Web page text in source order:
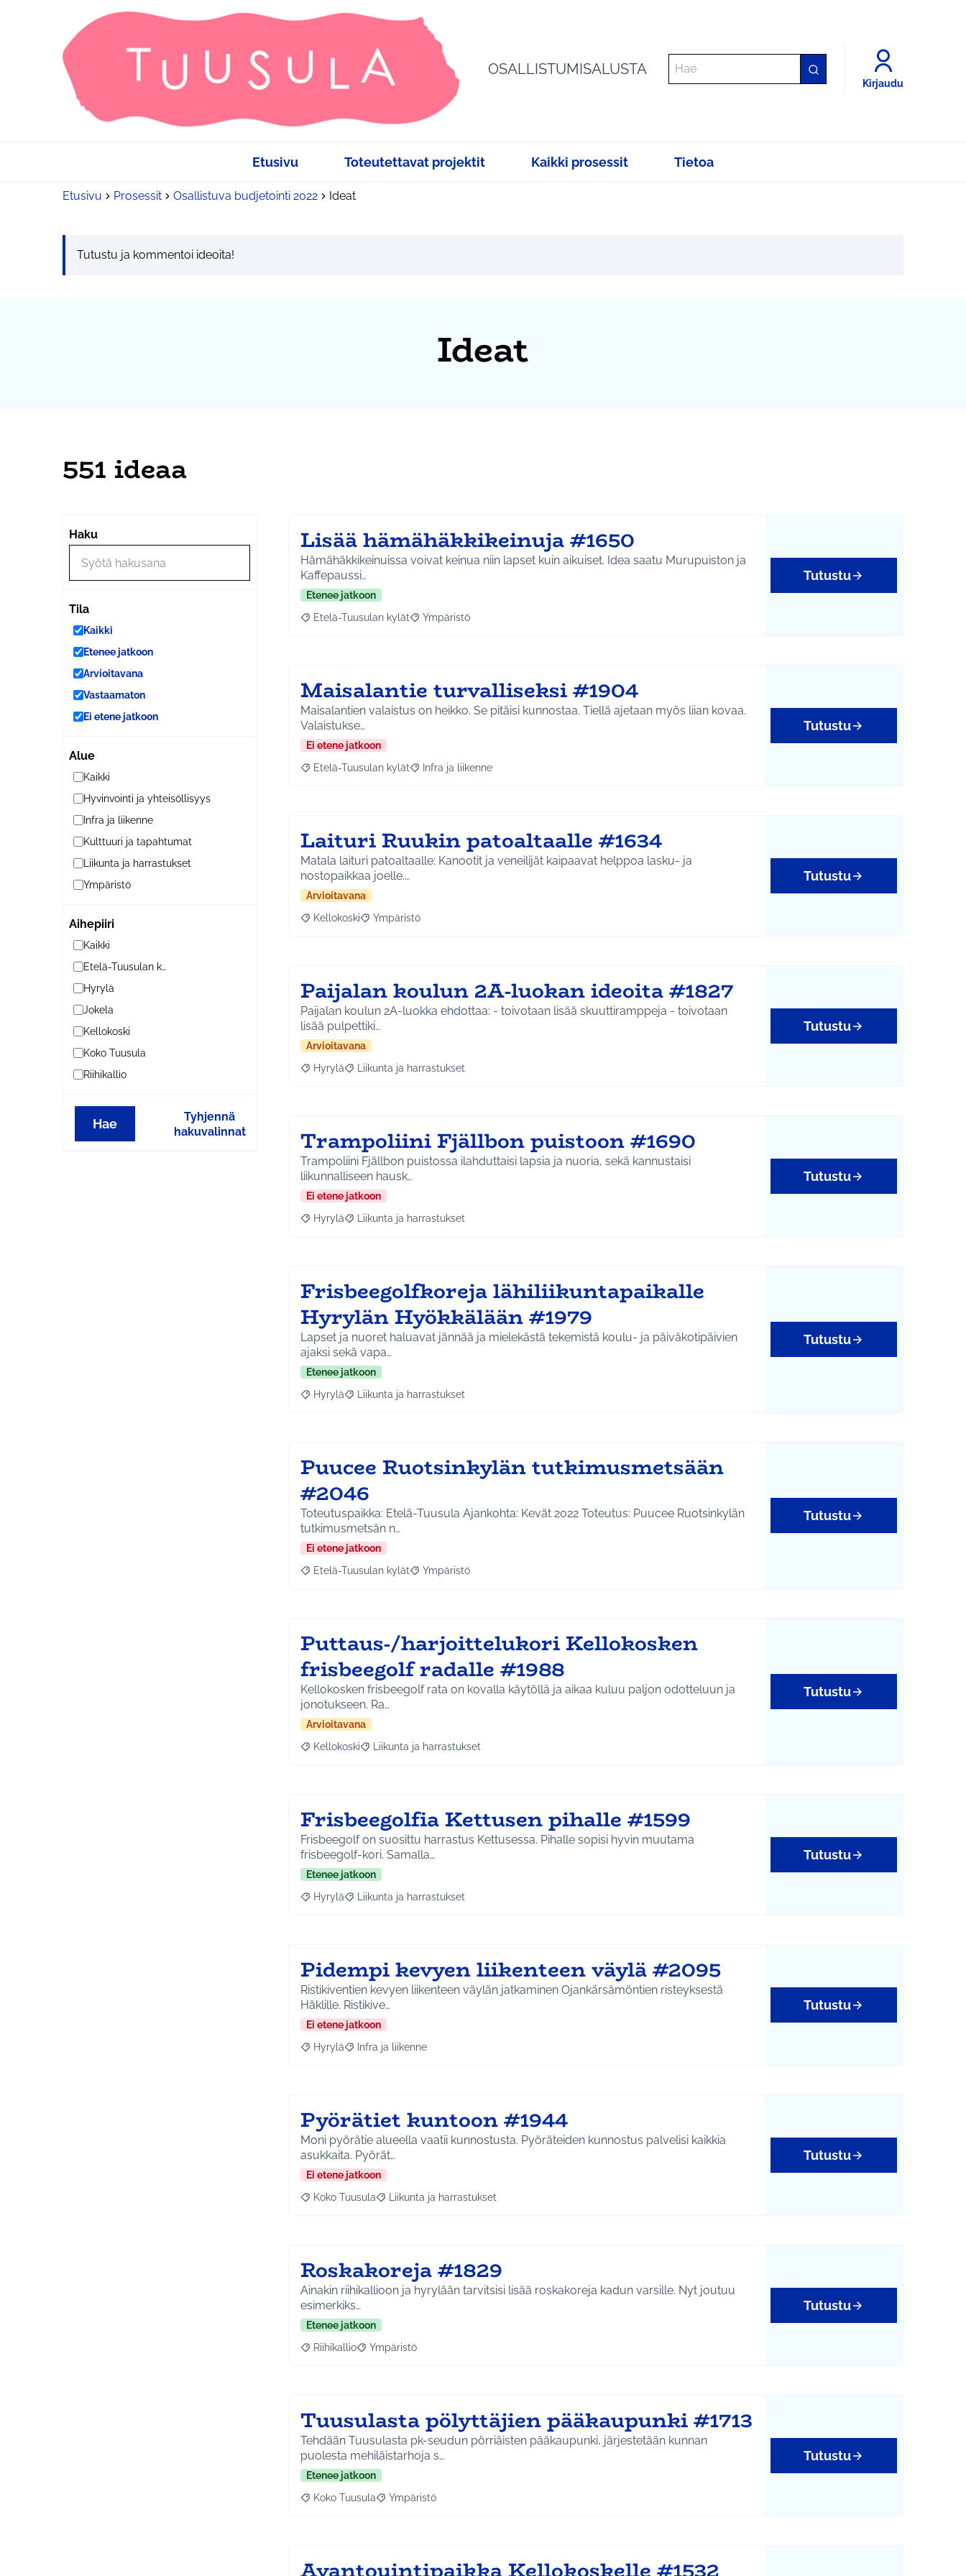
OSALLISTUMISALUSTA
Kirjaudu
Etusivu Toteutettavat projektit Kaikki prosessit Tietoa
Etusivu Prosessit Osallistuva budjetointi 2022 Ideat
Tutustu ja kommentoi ideoita!
Ideat
551 ideaa
Haku
Tila
Kaikki
Etenee jatkoon
Arvioitavana
Vastaamaton
Ei etene jatkoon
Alue
Kaikki
Hyvinvointi ja yhteisöllisyys
Infra ja liikenne
Kulttuuri ja tapahtumat
Liikunta ja harrastukset
Ympäristö
Aihepiiri
Kaikki
Etelä-Tuusulan kylät
Hyrylä
Jokela
Kellokoski
Koko Tuusula
Riihikallio
Hae
Tyhjennä
hakuvalinnat
Lisää hämähäkkikeinuja #1650
Hämähäkkikeinuissa voivat keinua niin lapset kuin aikuiset. Idea saatu Murupuiston ja
Kaffepaussi…
Etenee jatkoon
Rajaa tulokset aihepiirin mukaan: Etelä-Tuusulan kylät
Etelä-Tuusulan kylät Rajaa tulokset teeman mukaan: Ympäristö
Ympäristö
Tutustu
Maisalantie turvalliseksi #1904
Maisalantien valaistus on heikko. Se pitäisi kunnostaa. Tiellä ajetaan myös liian kovaa.
Valaistukse…
Ei etene jatkoon
Rajaa tulokset aihepiirin mukaan: Etelä-Tuusulan kylät
Etelä-Tuusulan kylät Rajaa tulokset teeman mukaan: Infra ja liikenne
Infra ja liikenne
Tutustu
Laituri Ruukin patoaltaalle #1634
Matala laituri patoaltaalle: Kanootit ja veneilijät kaipaavat helppoa lasku- ja
nostopaikkaa joelle.…
Arvioitavana
Rajaa tulokset aihepiirin mukaan: Kellokoski
Kellokoski Rajaa tulokset teeman mukaan: Ympäristö
Ympäristö
Tutustu
Paijalan koulun 2A-luokan ideoita #1827
Paijalan koulun 2A-luokka ehdottaa: - toivotaan lisää skuuttiramppeja - toivotaan
lisää pulpettiki…
Arvioitavana
Rajaa tulokset aihepiirin mukaan: Hyrylä
Hyrylä Rajaa tulokset teeman mukaan: Liikunta ja harrastukset
Liikunta ja harrastukset
Tutustu
Trampoliini Fjällbon puistoon #1690
Trampoliini Fjällbon puistossa ilahduttaisi lapsia ja nuoria, sekä kannustaisi
liikunnalliseen hausk…
Ei etene jatkoon
Rajaa tulokset aihepiirin mukaan: Hyrylä
Hyrylä Rajaa tulokset teeman mukaan: Liikunta ja harrastukset
Liikunta ja harrastukset
Tutustu
Frisbeegolfkoreja lähiliikuntapaikalle
Hyrylän Hyökkälään #1979
Lapset ja nuoret haluavat jännää ja mielekästä tekemistä koulu- ja päiväkotipäivien
ajaksi sekä vapa…
Etenee jatkoon
Rajaa tulokset aihepiirin mukaan: Hyrylä
Hyrylä Rajaa tulokset teeman mukaan: Liikunta ja harrastukset
Liikunta ja harrastukset
Tutustu
Puucee Ruotsinkylän tutkimusmetsään
#2046
Toteutuspaikka: Etelä-Tuusula Ajankohta: Kevät 2022 Toteutus: Puucee Ruotsinkylän
tutkimusmetsän n…
Ei etene jatkoon
Rajaa tulokset aihepiirin mukaan: Etelä-Tuusulan kylät
Etelä-Tuusulan kylät Rajaa tulokset teeman mukaan: Ympäristö
Ympäristö
Tutustu
Puttaus-/harjoittelukori Kellokosken
frisbeegolf radalle #1988
Kellokosken frisbeegolf rata on kovalla käytöllä ja aikaa kuluu paljon odotteluun ja
jonotukseen. Ra…
Arvioitavana
Rajaa tulokset aihepiirin mukaan: Kellokoski
Kellokoski Rajaa tulokset teeman mukaan: Liikunta ja harrastukset
Liikunta ja harrastukset
Tutustu
Frisbeegolfia Kettusen pihalle #1599
Frisbeegolf on suosittu harrastus Kettusessa. Pihalle sopisi hyvin muutama
frisbeegolf-kori. Samalla…
Etenee jatkoon
Rajaa tulokset aihepiirin mukaan: Hyrylä
Hyrylä Rajaa tulokset teeman mukaan: Liikunta ja harrastukset
Liikunta ja harrastukset
Tutustu
Pidempi kevyen liikenteen väylä #2095
Ristikiventien kevyen liikenteen väylän jatkaminen Ojankärsämöntien risteyksestä
Häklille. Ristikive…
Ei etene jatkoon
Rajaa tulokset aihepiirin mukaan: Hyrylä
Hyrylä Rajaa tulokset teeman mukaan: Infra ja liikenne
Infra ja liikenne
Tutustu
Pyörätiet kuntoon #1944
Moni pyörätie alueella vaatii kunnostusta. Pyöräteiden kunnostus palvelisi kaikkia
asukkaita. Pyörät…
Ei etene jatkoon
Rajaa tulokset aihepiirin mukaan: Koko Tuusula
Koko Tuusula Rajaa tulokset teeman mukaan: Liikunta ja harrastukset
Liikunta ja harrastukset
Tutustu
Roskakoreja #1829
Ainakin riihikallioon ja hyrylään tarvitsisi lisää roskakoreja kadun varsille. Nyt joutuu
esimerkiks…
Etenee jatkoon
Rajaa tulokset aihepiirin mukaan: Riihikallio
Riihikallio Rajaa tulokset teeman mukaan: Ympäristö
Ympäristö
Tutustu
Tuusulasta pölyttäjien pääkaupunki #1713
Tehdään Tuusulasta pk-seudun pörriäisten pääkaupunki, järjestetään kunnan
puolesta mehiläistarhoja s…
Etenee jatkoon
Rajaa tulokset aihepiirin mukaan: Koko Tuusula
Koko Tuusula Rajaa tulokset teeman mukaan: Ympäristö
Ympäristö
Tutustu